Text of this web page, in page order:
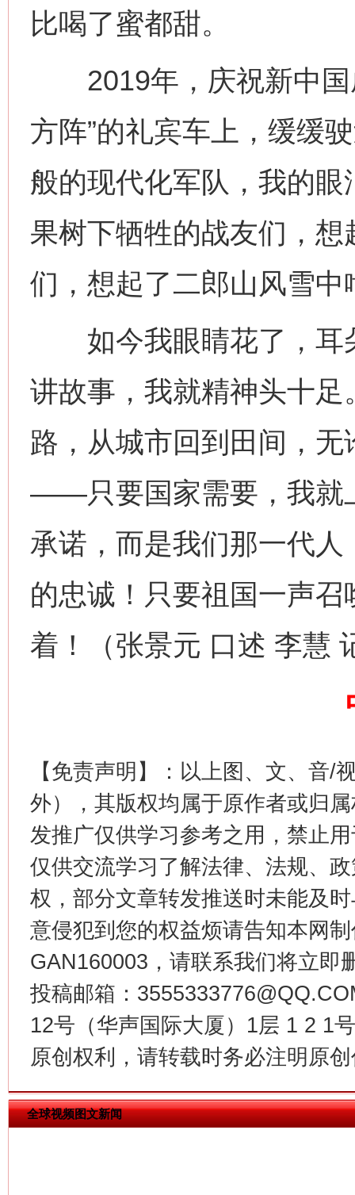
比喝了蜜都甜。
2019年，庆祝新中国
方阵”的礼宾车上，缓缓
般的现代化军队，我的
果树下牺牲的战友们，
们，想起了二郎山风雪
如今我眼睛花了，耳
讲故事，我就精神头十
路，从城市回到田间，
——只要国家需要，我就
承诺，而是我们那一代
的忠诚！只要祖国一声
着！（张景元 口述 李慧
【免责声明】：以上图、文、音/
外），其版权均属于原作者或归
发推广仅供学习参考之用，禁止
仅供交流学习了解法律、法规、
权，部分文章转发推送时未能及
意侵犯到您的权益烦请告知本网
GAN160003，请联系我们将立即
投稿邮箱：
12号（华声国际大厦）1层 1 2 1
原创权利，请转载时务必注明原
全球视频图文新闻
这是一记警钟！ 谢
在谋一域中谋全局
今